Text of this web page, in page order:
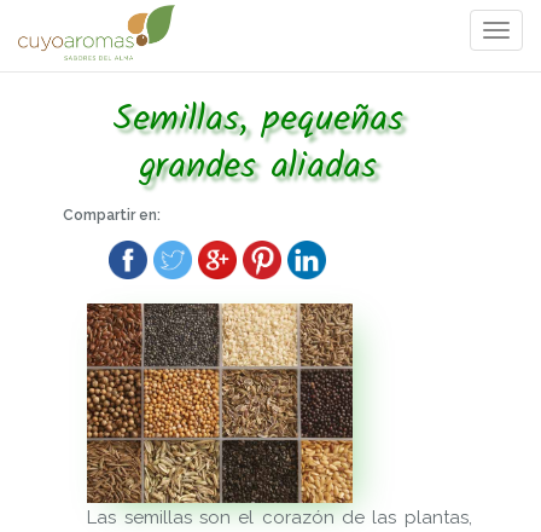
Semillas, pequeñas
grandes aliadas
Compartir en:
Las semillas son el corazón de las plantas,